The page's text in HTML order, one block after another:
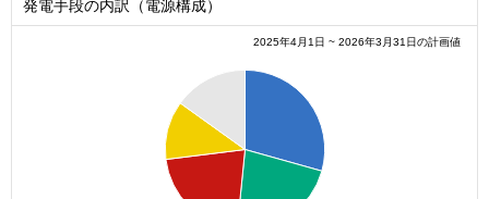
発電手段の内訳（電源構成）
2025年4月1日 ~ 2026年3月31日の計画値